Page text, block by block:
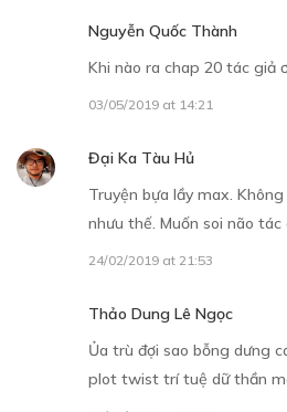
CHƯƠNG 10
23/12/2018
Nguyễn Quốc Thành
Khi nào ra chap 20 tác giả
03/05/2019 at 14:21
Đại Ka Tàu Hủ
Truyện bựa lầy max.
nhưu thế. Muốn soi não tác
24/02/2019 at 21:53
Thảo Dung Lê Ngọc
Ủa trù đợi sao bỗng dưng
plot twist trí tuệ dữ thần